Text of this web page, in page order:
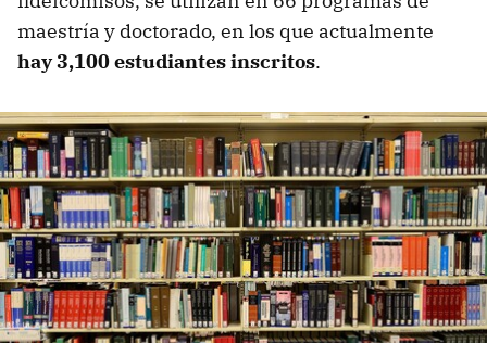
maestría y doctorado, en los que actualmente
hay 3,100 estudiantes inscritos.